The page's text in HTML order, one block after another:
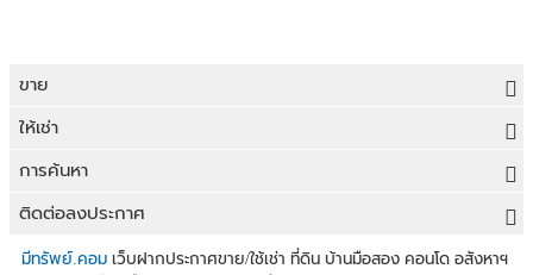
ขาย
ขายที่ดิน
ขายบ้าน
ขายคอนโด
ให้เช่า
ให้เช่าที่ดิน
ให้เช่าบ้าน
ให้เช่าคอนโด
การค้นหา
ขายที่ดิน
ประกาศขายที่ดิน
ติดต่อลงประกาศ
ลงประกาศขายฟรี
มีทรัพย์.คอม เว็บฝากประกาศขาย/ใช้เช่า ที่ดิน บ้านมือสอง คอนโด อสังหาฯ